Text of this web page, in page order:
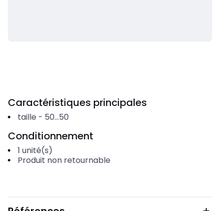
Caractéristiques principales
taille - 50...50
Conditionnement
1 unité(s)
Produit non retournable